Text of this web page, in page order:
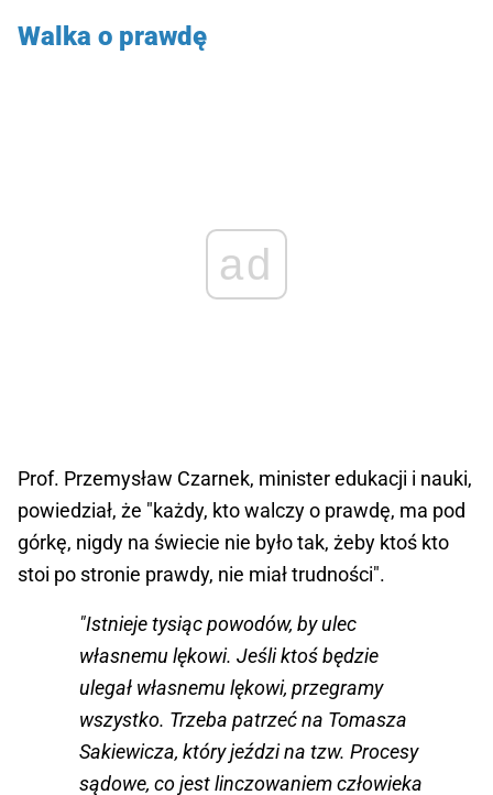
Walka o prawdę
ad
Prof. Przemysław Czarnek, minister edukacji i nauki,
powiedział, że "każdy, kto walczy o prawdę, ma pod
górkę, nigdy na świecie nie było tak, żeby ktoś kto
stoi po stronie prawdy, nie miał trudności".
"Istnieje tysiąc powodów, by ulec
własnemu lękowi. Jeśli ktoś będzie
ulegał własnemu lękowi, przegramy
wszystko. Trzeba patrzeć na Tomasza
Sakiewicza, który jeździ na tzw. Procesy
sądowe, co jest linczowaniem człowieka